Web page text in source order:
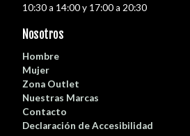
10:30 a 14:00 y 17:00 a 20:30
Nosotros
Hombre
Mujer
Zona Outlet
Nuestras Marcas
Contacto
Declaración de Accesibilidad